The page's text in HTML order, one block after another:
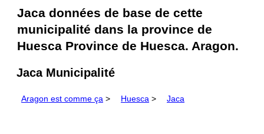
Jaca données de base de cette
municipalité dans la province de
Huesca Province de Huesca. Aragon.
Jaca Municipalité
Aragon est comme ça > Huesca > Jaca